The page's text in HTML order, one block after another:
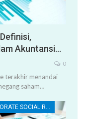
Akuntansi…
0
terakhir menandai
saham…